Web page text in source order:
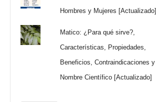
Hombres y Mujeres [Actualizado]
Matico: ¿Para qué sirve?,
Características, Propiedades,
Beneficios, Contraindicaciones y
Nombre Científico [Actualizado]